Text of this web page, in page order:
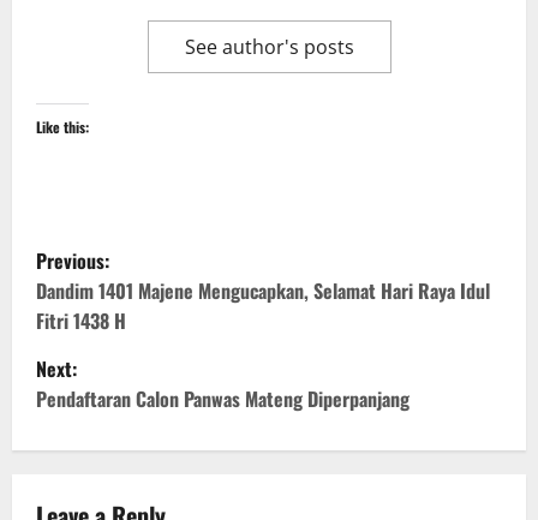
See author's posts
Like this:
P
o
s
t
n
a
Previous:
Dandim 1401 Majene Mengucapkan, Selamat Hari Raya Idul
Fitri 1438 H
Next:
Pendaftaran Calon Panwas Mateng Diperpanjang